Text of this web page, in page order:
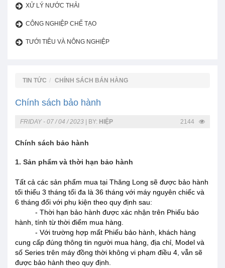
XỬ LÝ NƯỚC THẢI
CÔNG NGHIỆP CHẾ TẠO
TƯỚI TIÊU VÀ NÔNG NGHIỆP
TIN TỨC CHÍNH SÁCH BÁN HÀNG
Chính sách bảo hành
FRIDAY - 07 / 04 / 2023 BY: HIỆP 2144
Chính sách bảo hành
1. Sản phẩm và thời hạn bảo hành
Tất cả các sản phẩm mua tại Thăng Long sẽ được bảo hành
tối thiểu 3 tháng tối đa là 36 tháng với máy nguyên chiếc và
6 tháng đối với phụ kiện theo quy định sau:
- Thời hạn bảo hành được xác nhận trên Phiếu bảo
hành, tính từ thời điểm mua hàng.
- Với trường hợp mất Phiếu bảo hành, khách hàng
cung cấp đúng thông tin người mua hàng, địa chỉ, Model và
số Series trên máy đồng thời không vi phạm điều 4, vẫn sẽ
được bảo hành theo quy định.